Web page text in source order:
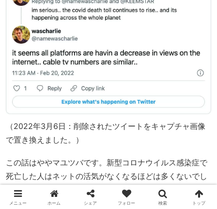
（2022年3月6日：削除されたツイートをキャプチャ画像
で置き換えました。）
この話はややマユツバです。新型コロナウイルス感染症で
死亡した人はネットの活気がなくなるほどは多くないでし
ょう。また、パンデミックの時代にネットのビューが下が
ったり、テレビを観なくなったりするものでしょうか？
メニュー ホーム シェア フォロー 検索 トップ